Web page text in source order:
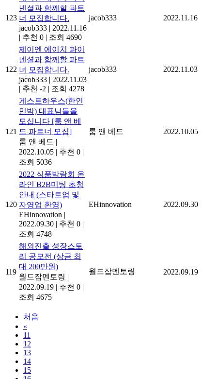
123
넨셜과 함께할 파트
너 모집합니다.
jacob333 | 2022.11.16
| 추천 0 | 조회 4690
jacob333 2022.11.16
122
제이엔 에이치 파이
넨셜과 함께할 파트
너 모집합니다.
jacob333 | 2022.11.03
| 추천 -2 | 조회 4278
jacob333 2022.11.03
121
게스트하우스(한인
민박) 대표님들을
모십니다 [룸 앤 베
드 파트너 모집]
룸 앤 베드 |
2022.10.05 | 추천 0 |
조회 5036
룸 앤 베드 2022.10.05
120
2022 식품박람회 온
라인 B2B미팅 초청
안내 (스타트업 및
자영업 환영)
EHinnovation |
2022.09.30 | 추천 0 |
조회 4748
EHinnovation 2022.09.30
119
해외진출 성장스토
리 공모전 (상금 최
대 200만원)
월드잡멘토링 |
2022.09.19 | 추천 0 |
조회 4675
월드잡멘토링 2022.09.19
처음
«
11
12
13
14
15